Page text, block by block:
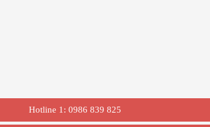
Hotline 1: 0986 839 825